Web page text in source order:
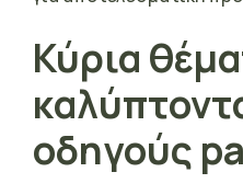
Κύρια
οδηγούς